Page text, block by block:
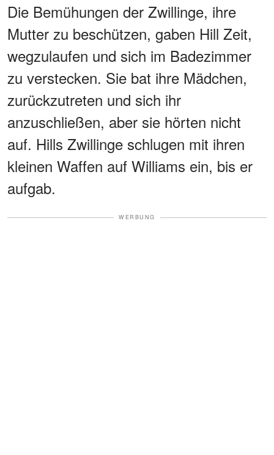
Die Bemühungen der Zwillinge, ihre
Mutter zu beschützen, gaben Hill Zeit,
wegzulaufen und sich im Badezimmer
zu verstecken. Sie bat ihre Mädchen,
zurückzutreten und sich ihr
anzuschließen, aber sie hörten nicht
auf. Hills Zwillinge schlugen mit ihren
kleinen Waffen auf Williams ein, bis er
aufgab.
WERBUNG